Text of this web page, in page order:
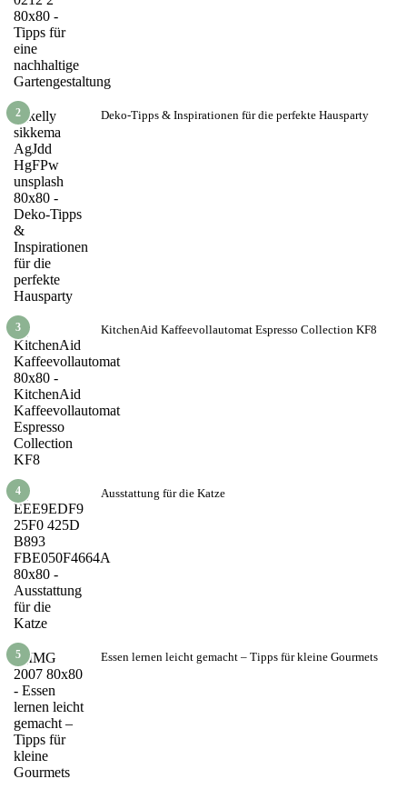
2 Deko-Tipps & Inspirationen für die perfekte Hausparty
3 KitchenAid Kaffeevollautomat Espresso Collection KF8
4 Ausstattung für die Katze
5 Essen lernen leicht gemacht – Tipps für kleine Gourmets